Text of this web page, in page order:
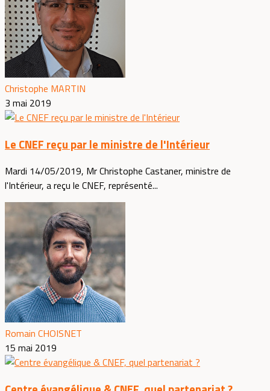
Christophe MARTIN
3 mai 2019
Le CNEF reçu par le ministre de l'Intérieur
Mardi 14/05/2019, Mr Christophe Castaner, ministre de
l'Intérieur, a reçu le CNEF, représenté...
Romain CHOISNET
15 mai 2019